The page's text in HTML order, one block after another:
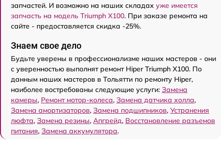
запчастей. И возможно на наших складах уже имеется
запчасть на модель Triumph X100. При заказе ремонта на
сайте - предоставляется скидка -25%.
Знаем свое дело
Будьте уверены в профессионализме наших мастеров - они
с уверенностью выполнят ремонт Hiper Triumph X100. По
данным наших мастеров в Тольятти по ремонту Hiper,
наиболее востребованы следующие услуги: Замена
камеры, Ремонт мотор-колеса, Замена датчика холла,
Замена амортизаторов, Замена подшипников, Устранения
люфта, Замена резины, Апгрейд, Восстановление разъемов
питания, Замена аккумулятора.